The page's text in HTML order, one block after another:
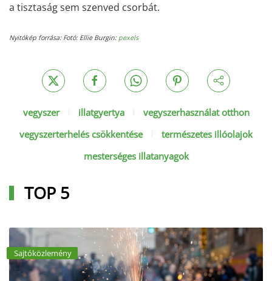
a tisztaság sem szenved csorbát.
Nyitókép forrása: Fotó: Ellie Burgin: pexels
vegyszer illatgyertya
vegyszerhasználat otthon
vegyszerterhelés csökkentése
természetes illóolajok
mesterséges illatanyagok
TOP 5
Sajtóközlemény